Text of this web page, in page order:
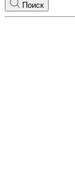
Поиск